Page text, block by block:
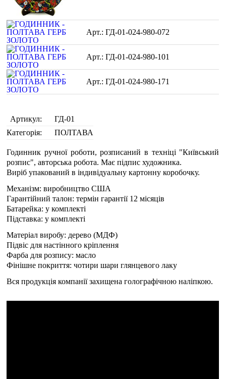
ГД-01-024-980-072
ГД-01-024-980-101
ГД-01-024-980-171
Артикул:
ГД-01
Категорія:
ПОЛТАВА
Годинник ручної роботи, розписаний в техніці "Київський
розпис", авторська робота. Має підпис художника.
Виріб упакований в індивідуальну картонну коробочку.
Механізм: виробництво США
Гарантійний талон: термін гарантії 12 місяців
Батарейка: у комплекті
Підставка: у комплекті
Матеріал виробу: дерево (МДФ)
Підвіс для настінного кріплення
Фарба для розпису: масло
Фінішне покриття: чотири шари глянцевого лаку
Вся продукція компанії захищена голографічною наліпкою.